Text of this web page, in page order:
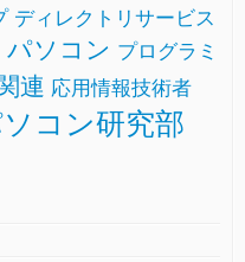
ディレクトリサービス
パソコン プログラミ
連 応用情報技術者
コン研究部